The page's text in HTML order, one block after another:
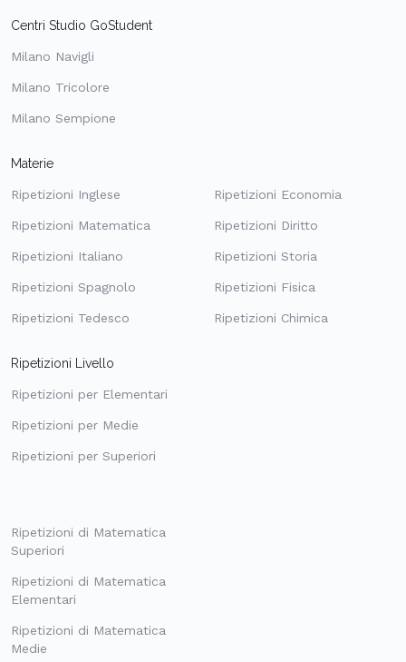
Centri Studio GoStudent
Milano Navigli
Milano Tricolore
Milano Sempione
Materie
Ripetizioni Inglese
Ripetizioni Matematica
Ripetizioni Italiano
Ripetizioni Spagnolo
Ripetizioni Tedesco
Ripetizioni Economia
Ripetizioni Diritto
Ripetizioni Storia
Ripetizioni Fisica
Ripetizioni Chimica
Ripetizioni Livello
Ripetizioni per Elementari
Ripetizioni per Medie
Ripetizioni per Superiori
Ripetizioni di Matematica
Superiori
Ripetizioni di Matematica
Elementari
Ripetizioni di Matematica
Medie